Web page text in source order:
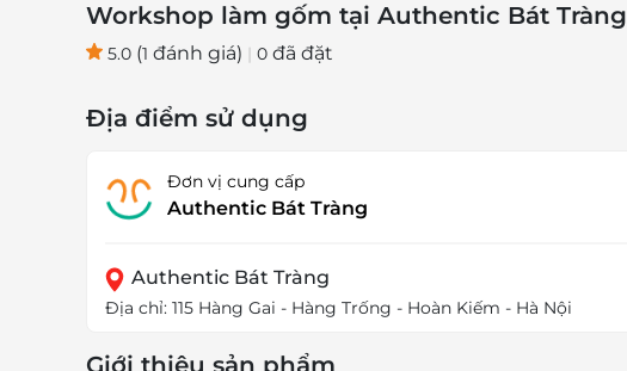
Workshop làm gốm tại Authentic Bát Tràng
5.0 (1 đánh giá) | 0 đã đặt
Địa điểm sử dụng
Đơn vị cung cấp
Authentic Bát Tràng
Authentic Bát Tràng
Địa chỉ: 115 Hàng Gai - Hàng Trống - Hoàn Kiếm - Hà Nội
Giới thiệu sản phẩm